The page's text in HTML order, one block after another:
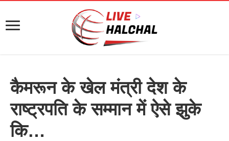
कैमरून के खेल मंत्री देश के
राष्ट्रपति के सम्मान में ऐसे झुके
कि…